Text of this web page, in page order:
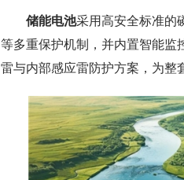
储能电池采用高安全标准的
等多重保护机制，并内置智能监
雷与内部感应雷防护方案，为整